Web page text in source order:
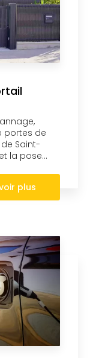
portes de
Saint-
la pose...
plus